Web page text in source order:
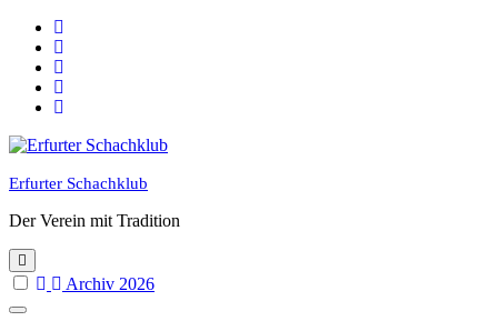
Skip
content
Erfurter Schachklub
Der Verein mit Tradition
Archiv 2026